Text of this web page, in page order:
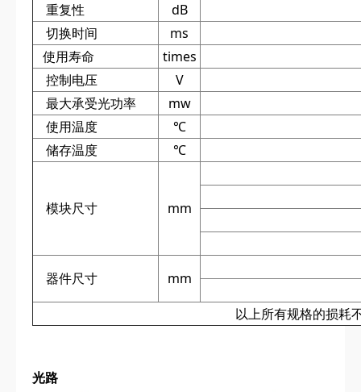
重复性
dB
切换时间
ms
使用寿命
times
控制电压
V
最大承受光功率
mw
使用温度
℃
储存温度
℃
模块尺寸 mm
器件尺寸
mm
以上所有规格的损耗
光路